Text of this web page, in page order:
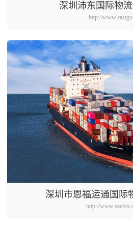
深圳沛东国际物
http://
深圳市恩福运通国际
http://